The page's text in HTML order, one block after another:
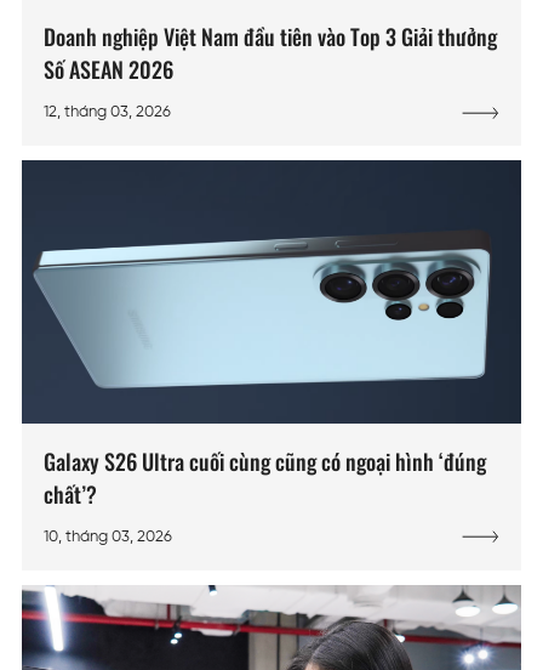
Doanh nghiệp Việt Nam đầu tiên vào Top 3 Giải thưởng
Số ASEAN 2026
12, tháng 03, 2026
Galaxy S26 Ultra cuối cùng cũng có ngoại hình ‘đúng
chất’?
10, tháng 03, 2026